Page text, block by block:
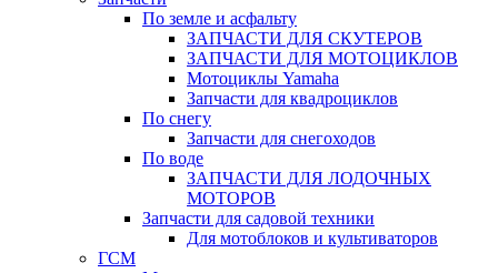
По земле и асфальту
ЗАПЧАСТИ ДЛЯ СКУТЕРОВ
ЗАПЧАСТИ ДЛЯ МОТОЦИКЛОВ
Мотоциклы Yamaha
Запчасти для квадроциклов
По снегу
Запчасти для снегоходов
По воде
ЗАПЧАСТИ ДЛЯ ЛОДОЧНЫХ
МОТОРОВ
Запчасти для садовой техники
Для мотоблоков и культиваторов
ГСМ